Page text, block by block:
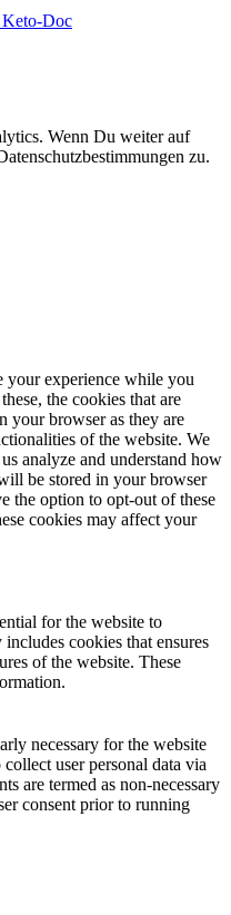
Wenn Du weiter auf
zu.
your experience while you
the cookies that are
your browser as they are
of the website. We
analyze and understand how
be stored in your browser
the option to opt-out of these
cookies may affect your
for the website to
cookies that ensures
of the website. These
necessary for the website
user personal data via
are termed as non-necessary
consent prior to running